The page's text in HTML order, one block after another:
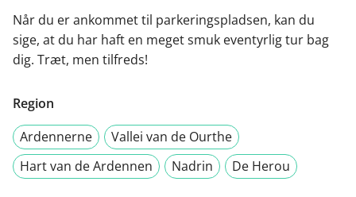
Når du er ankommet til parkeringspladsen, kan du
sige, at du har haft en meget smuk eventyrlig tur bag
dig. Træt, men tilfreds!
Region
Ardennerne
Vallei van de Ourthe
Hart van de Ardennen
Nadrin De Herou